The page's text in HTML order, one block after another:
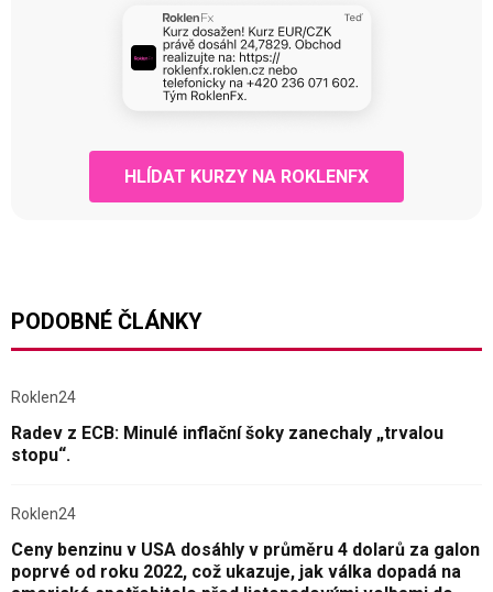
HLÍDAT KURZY NA ROKLENFX
PODOBNÉ ČLÁNKY
Roklen24
Radev z ECB: Minulé inflační šoky zanechaly „trvalou
stopu“.
Roklen24
Ceny benzinu v USA dosáhly v průměru 4 dolarů za galon
poprvé od roku 2022, což ukazuje, jak válka dopadá na